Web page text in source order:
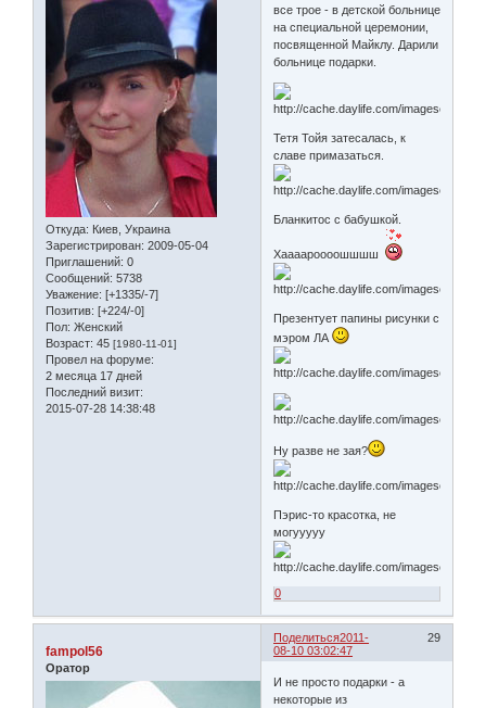
Откуда: Киев, Украина
Зарегистрирован: 2009-05-04
Приглашений: 0
Сообщений: 5738
Уважение: [+1335/-7]
Позитив: [+224/-0]
Пол: Женский
Возраст: 45 [1980-11-01]
Провел на форуме:
2 месяца 17 дней
Последний визит:
2015-07-28 14:38:48
все трое - в детской больнице
на специальной церемонии,
посвященной Майклу. Дарили
больнице подарки.
Тетя Тойя затесалась, к
славе примазаться.
Бланкитос с бабушкой.
Хаааароооошшшш
Презентует папины рисунки с
мэром ЛА
Ну разве не зая?
Пэрис-то красотка, не
могууууу
0
Поделиться 29
2011-
08-10 03:02:47
fampol56
Оратор
И не просто подарки - а
некоторые из